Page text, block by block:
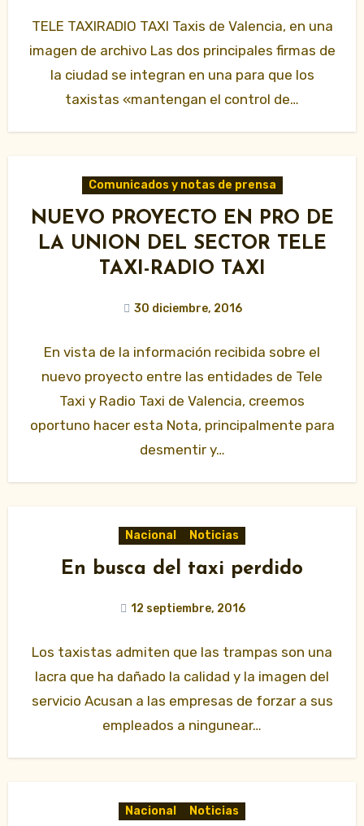
TELE TAXIRADIO TAXI Taxis de Valencia, en una
imagen de archivo Las dos principales firmas de
la ciudad se integran en una para que los
taxistas «mantengan el control de…
Comunicados y notas de prensa
NUEVO PROYECTO EN PRO DE
LA UNION DEL SECTOR TELE
TAXI-RADIO TAXI
30 diciembre, 2016
En vista de la información recibida sobre el
nuevo proyecto entre las entidades de Tele
Taxi y Radio Taxi de Valencia, creemos
oportuno hacer esta Nota, principalmente para
desmentir y…
Nacional Noticias
En busca del taxi perdido
12 septiembre, 2016
Los taxistas admiten que las trampas son una
lacra que ha dañado la calidad y la imagen del
servicio Acusan a las empresas de forzar a sus
empleados a ningunear…
Nacional Noticias